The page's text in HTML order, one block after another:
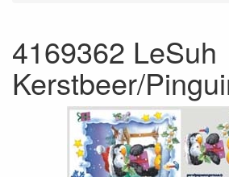
4169362 LeSuh
Kerstbeer/